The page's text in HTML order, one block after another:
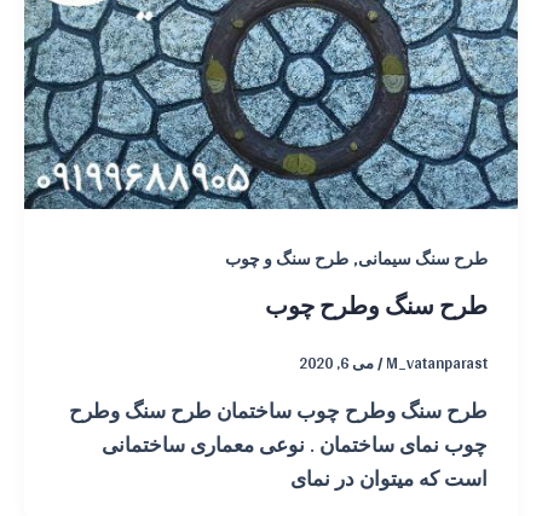
طرح سنگ سیمانی,طرح سنگ و چوب
طرح سنگ وطرح چوب
M_vatanparast
/می 6, 2020
طرح سنگ وطرح چوب ساختمان طرح سنگ وطرح
چوب نمای ساختمان . نوعی معماری ساختمانی
است که میتوان در نمای